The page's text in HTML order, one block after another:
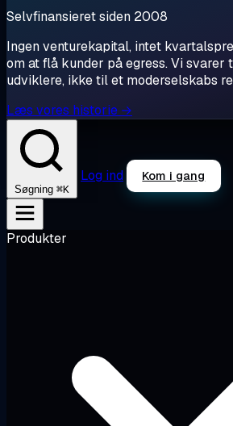
Selvfinansieret siden 2008
Ingen venturekapital, intet
om at flå kunder på egress. Vi svarer
udviklere, ikke til et moderselskabs
Læs vores historie →
Søgning ⌘K
Log ind Kom i gang
Produkter